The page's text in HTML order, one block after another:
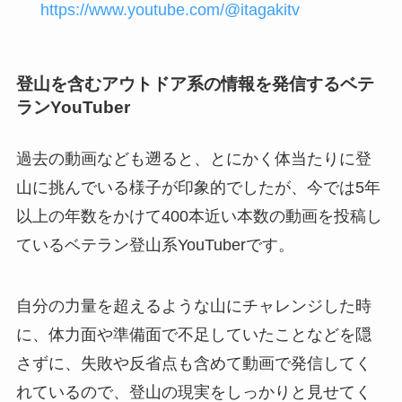
https://www.youtube.com/@itagakitv
登山を含むアウトドア系の情報を発信するベテ
ランYouTuber
過去の動画なども遡ると、とにかく体当たりに登
山に挑んでいる様子が印象的でしたが、今では5年
以上の年数をかけて400本近い本数の動画を投稿し
ているベテラン登山系YouTuberです。
自分の力量を超えるような山にチャレンジした時
に、体力面や準備面で不足していたことなどを隠
さずに、失敗や反省点も含めて動画で発信してく
れているので、登山の現実をしっかりと見せてく